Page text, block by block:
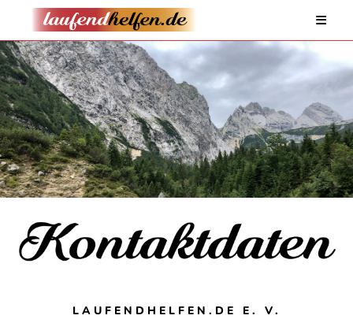
LAUFENDHELFEN.DE E. V.